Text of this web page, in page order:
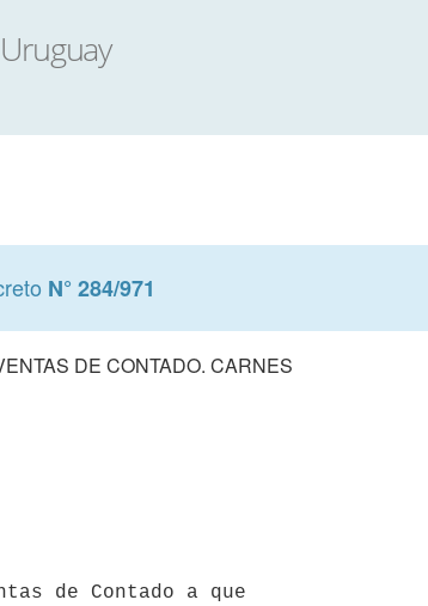
N° 284/971
DE CONTADO. CARNES
de Contado a que